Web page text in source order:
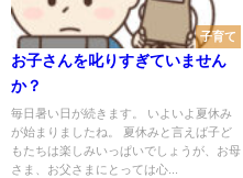
子育て
お子さんを叱りすぎていません
か？
毎日暑い日が続きます。 いよいよ夏休み
が始まりましたね。 夏休みと言えば子ど
もたちは楽しみいっぱいでしょうが、お母
さま、お父さまにとっては心...